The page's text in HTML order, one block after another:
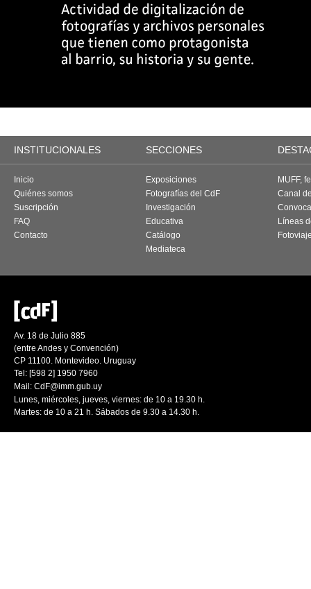
INSTITUCIONALES SECCIONES
Inicio
Quiénes somos
Suscripción
FAQ
Contacto
Exposiciones
Fotografías del CdF
Investigación
Educativa
Catálogo
Mediateca
MUFF,
Canal
Líneas
Av. 18 de Julio 885
(entre Andes y Convención)
CP 11100. Montevideo. Uruguay
Tel: [598 2] 1950 7960
Mail: CdF@imm.gub.uy
Lunes, miércoles, jueves, viernes: de 10 a 19.30 h.
Martes: de 10 a 21 h. Sábados de 9.30 a 14.30 h.